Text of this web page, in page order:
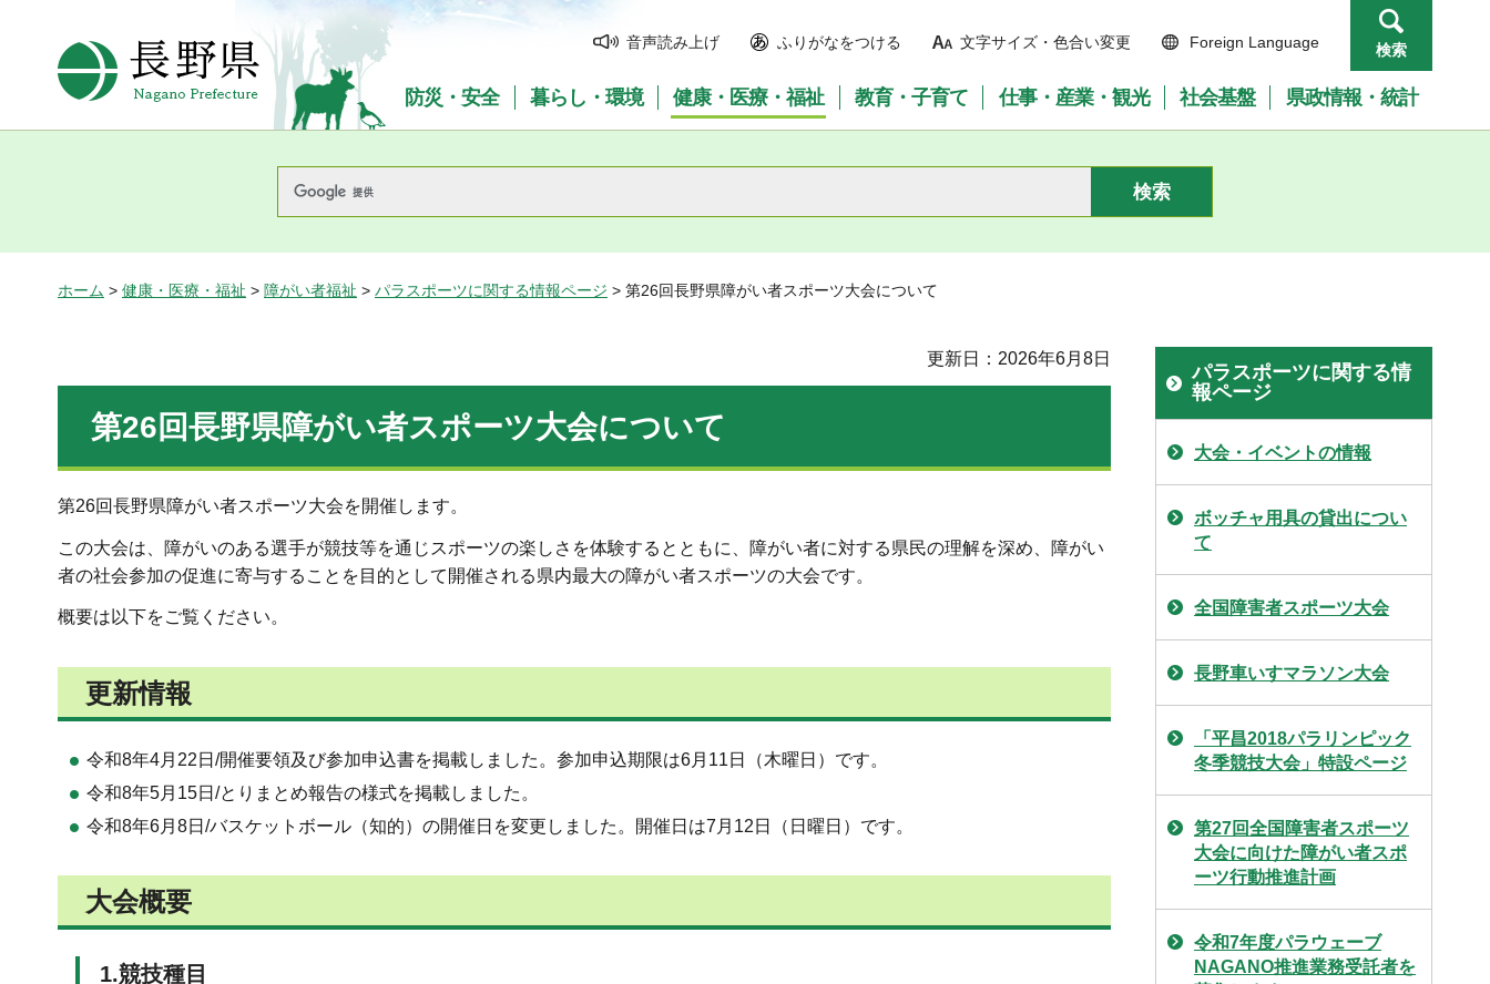
長野県Nagano Prefecture
音声読み上げ ふりがなをつける 文字サイズ・色合い変更 Foreign Language 検索
防災・安全 暮らし・環境 健康・医療・福祉 教育・子育て 仕事・産業・観光 社会基盤 県政情報・統計
ホーム > 健康・医療・福祉 > 障がい者福祉 > パラスポーツに関する情報ページ > 第26回長野県障がい者スポーツ大会について
更新日：2026年6月8日
第26回長野県障がい者スポーツ大会について
第26回長野県障がい者スポーツ大会を開催します。
この大会は、障がいのある選手が競技等を通じスポーツの楽しさを体験するとともに、障がい者に対する県民の理解を深め、障がい
者の社会参加の促進に寄与することを目的として開催される県内最大の障がい者スポーツの大会です。
概要は以下をご覧ください。
更新情報
令和8年4月22日/開催要領及び参加申込書を掲載しました。参加申込期限は6月11日（木曜日）です。
令和8年5月15日/とりまとめ報告の様式を掲載しました。
令和8年6月8日/バスケットボール（知的）の開催日を変更しました。開催日は7月12日（日曜日）です。
大会概要
1.競技種目
パラスポーツに関する情
報ページ
大会・イベントの情報
ボッチャ用具の貸出につい
て
全国障害者スポーツ大会
長野車いすマラソン大会
「平昌2018パラリンピック
冬季競技大会」特設ページ
第27回全国障害者スポーツ
大会に向けた障がい者スポ
ーツ行動推進計画
令和7年度パラウェーブ
NAGANO推進業務受託者を